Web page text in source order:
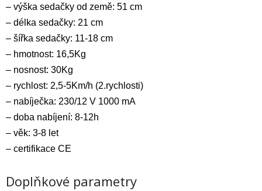
– výška sedačky od země: 51 cm
– délka sedačky: 21 cm
– šířka sedačky: 11-18 cm
– hmotnost: 16,5Kg
– nosnost: 30Kg
– rychlost: 2,5-5Km/h (2.rychlosti)
– nabíječka: 230/12 V 1000 mA
– doba nabíjení: 8-12h
– věk: 3-8 let
– certifikace CE
Doplňkové parametry